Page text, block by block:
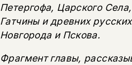
Петергофа, Царского
Гатчины и древних
Новгорода и Пскова.
Фрагмент главы,